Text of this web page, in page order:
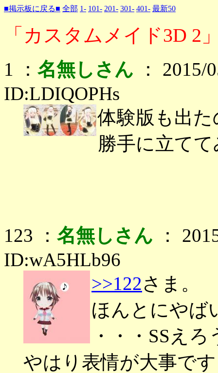
■掲示板に戻る■ 全部 1- 101- 201- 301- 401- 最新50
「カスタムメイド3D 2
1 ： 名無しさん ： 2015/
ID:LDIQOPHs
体験版も出た
勝手に立て
123 ： 名無しさん ：
ID:wA5HLb96
>>122さま。
ほんとにやば
・・・SSえ
やはり表情が大事で